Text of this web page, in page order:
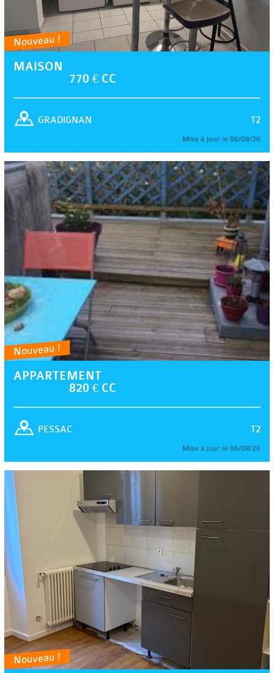
Nouveau !
MAISON
770 € CC
T2
GRADIGNAN
Mise à jour le 06/08/26
Nouveau !
APPARTEMENT
820 € CC
T2
PESSAC
Mise à jour le 06/08/26
Nouveau !